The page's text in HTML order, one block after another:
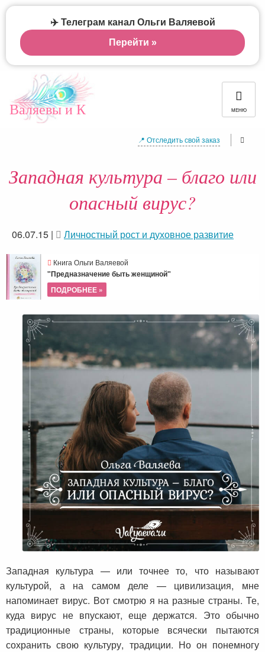
Валяевы и К МЕНЮ
📍 Отследить свой заказ
Западная культура – благо или
опасный вирус?
06.07.15 | Личностный рост и духовное развитие
Книга Ольги Валяевой
"Предназначение быть женщиной"
ПОДРОБНЕЕ »
Западная культура — или точнее то, что называют
культурой, а на самом деле — цивилизация, мне
напоминает вирус. Вот смотрю я на разные страны. Те,
куда вирус не впускают, еще держатся. Это обычно
традиционные страны, которые всячески пытаются
сохранить свою культуру, традиции. Но он понемногу
✈️ Телеграм канал Ольги Валяевой
Перейти »